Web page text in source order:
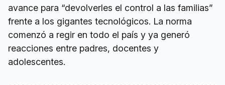
avance para “devolverles el control a las familias”
frente a los gigantes tecnológicos. La norma
comenzó a regir en todo el país y ya generó
reacciones entre padres, docentes y
adolescentes.